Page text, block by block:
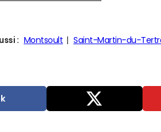
: Montsoult Saint-Martin-du-